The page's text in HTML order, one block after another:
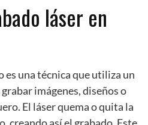
láser en
es una técnica que utiliza un
imágenes, diseños o
El láser quema o quita la
creando así el grabado. Este